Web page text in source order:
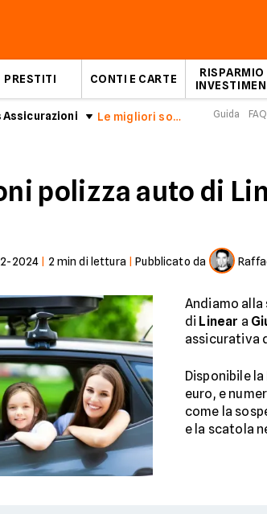
PRESTITI CONTI E CARTE
RISPARMIO
Assicurazioni Le migliori soluzioni Linear polizza auto Giugno 2021 Guida FAQ
polizza auto di
2024 2 min di lettura |Pubblicato da
Andiamo
di Linear a
assicurativa
Disponibile la
euro, e
come la
e la scatola